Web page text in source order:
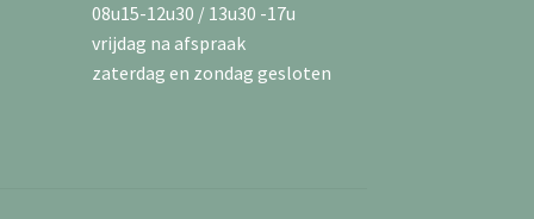
08u15-12u30 / 13u30 -17u
vrijdag na afspraak
zaterdag en zondag gesloten